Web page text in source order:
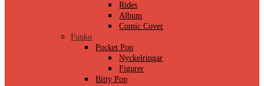
Rides
Album
Comic Cover
Funko
Pocket Pop
Nyckelringar
Figurer
Bitty Pop